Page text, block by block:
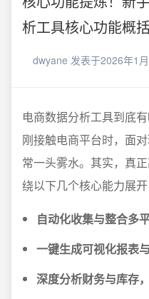
析工具核心功能概
dwyane 发表于2026年1
电商数据分析工具到底
刚接触电商平台时，面
常一头雾水。其实，真
绕以下几个核心能力展开
自动化收集与整合多
一键生成可视化报表
深度分析财务与库存